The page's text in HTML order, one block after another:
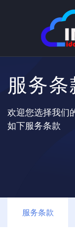
服务条
欢迎您选择我们
如下服务条款
服务条款